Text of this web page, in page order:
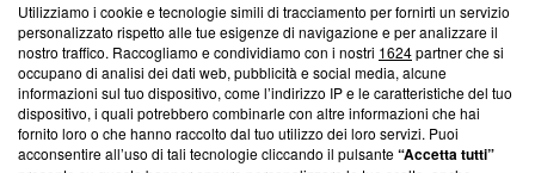
Questa sezione offre informazioni trasparenti su Blasting
News, sui nostri processi editoriali e su come ci impegniamo a
creare news di qualità. Inoltre, afferma la nostra aderenza a
‘Trust Project - News with Integrity’Blasting News non è
ancora membro del programma, ma ha richiesto di farne
parte; Trust Project non ha ancora effettuato una verifica di
Utilizziamo i cookie e tecnologie simili di tracciamento per fornirti un servizio
personalizzato rispetto alle tue esigenze di navigazione e per analizzare il
nostro traffico. Raccogliamo e condividiamo con i nostri 1624partner che si
occupano di analisi dei dati web, pubblicità e social media, alcune
informazioni sul tuo dispositivo, come l’indirizzo IP e le caratteristiche del tuo
dispositivo, i quali potrebbero combinarle con altre informazioni che hai
fornito loro o che hanno raccolto dal tuo utilizzo dei loro servizi. Puoi
acconsentire all’uso di tali tecnologie cliccando il pulsante“Accetta tutti”